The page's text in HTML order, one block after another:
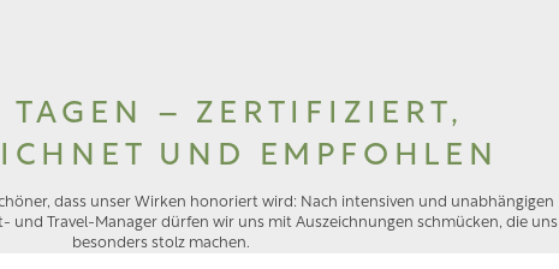
TAGEN – ZERTIFIZIERT,
UND EMPFOHLEN
dass unser Wirken honoriert wird: Nach intensiven und unabhängigen
und Travel-Manager dürfen wir uns mit Auszeichnungen schmücken, die uns
besonders stolz machen.